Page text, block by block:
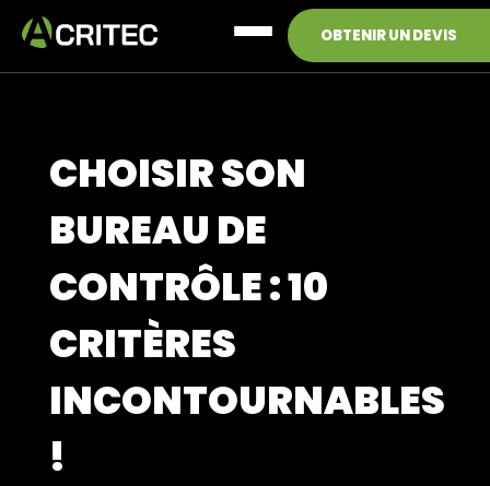
OBTENIR UN DEVIS
CHOISIR SON
BUREAU DE
CONTRÔLE : 10
CRITÈRES
INCONTOURNABLES
!